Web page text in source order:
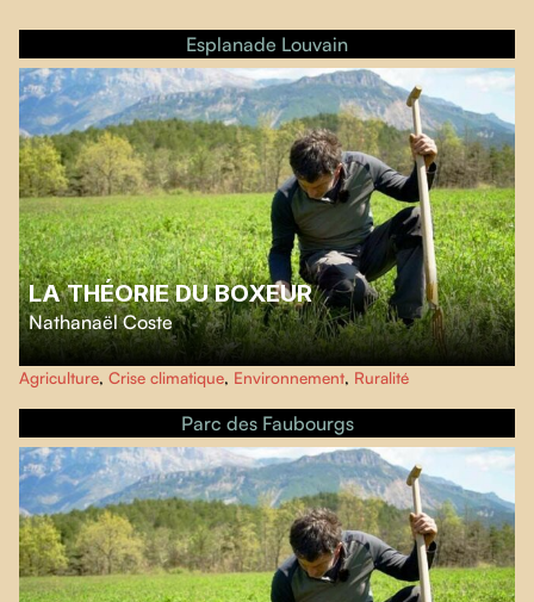
Esplanade Louvain
LA THÉORIE DU BOXEUR
Nathanaël Coste
Nathanaël Coste explore la vallée de la Drôme afin de saisir les stratégies
d'adaptation des agriculteurs et agricultrices, tout en interrogeant la
résilience alimentaire de nos régions.
Agriculture, Crise climatique, Environnement, Ruralité
Parc des Faubourgs